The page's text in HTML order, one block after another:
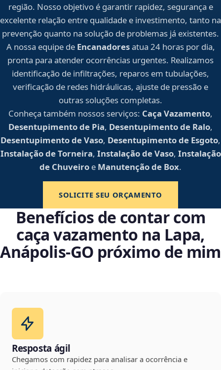
região. Nosso objetivo é garantir rapidez, segurança e
excelente relação entre qualidade e investimento, tanto na
prevenção quanto na solução de problemas já existentes.
A nossa equipe de Encanadoresatua 24 horas por dia,
pronta para atender ocorrências urgentes. Realizamos
identificação de infiltrações, reparos em tubulações,
verificação de redes hidráulicas, ajuste de pressão e
outras soluções completas.
Conheça também nossos serviços: Caça Vazamento,
Desentupimento de Pia, Desentupimento de Ralo,
Desentupimento de Vaso, Desentupimento de Esgoto,
Instalação de Torneira, Instalação de Vaso, Instalação
de Chuveiro e Manutenção de Box.
SOLICITE SEU ORÇAMENTO
Benefícios de contar com
caça vazamento na Lapa,
Anápolis‑GO próximo de mim
Resposta ágil
Chegamos com rapidez para analisar a ocorrência e